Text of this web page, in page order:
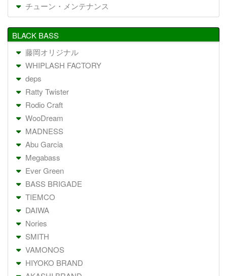
チューン・メンテナンス
BLACK BASS
藤岡オリジナル
WHIPLASH FACTORY
deps
Ratty Twister
Rodio Craft
WooDream
MADNESS
Abu Garcia
Megabass
Ever Green
BASS BRIGADE
TIEMCO
DAIWA
Nories
SMITH
VAMONOS
HIYOKO BRAND